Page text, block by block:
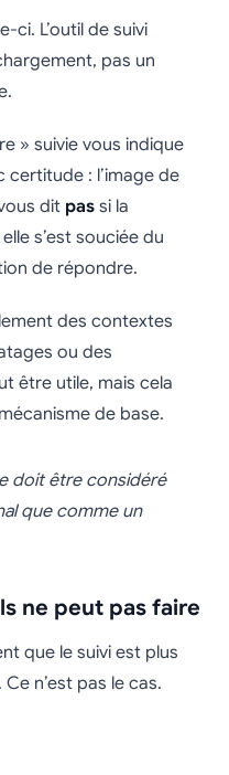
ci. L’outil de suivi
pas un
» suivie vous indique
certitude : l’image de
dit pas si la
s’est souciée du
de répondre.
des contextes
ou des
être utile, mais cela
de base.
doit être considéré
que comme un
ne peut pas faire
que le suivi est plus
n’est pas le cas.